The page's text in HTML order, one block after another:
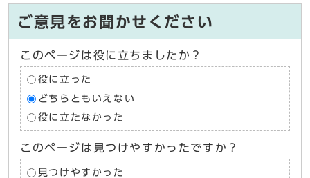
ご意見をお聞かせください
このページは役に立ちましたか？
役に立った
どちらともいえない
役に立たなかった
このページは見つけやすかったですか？
見つけやすかった